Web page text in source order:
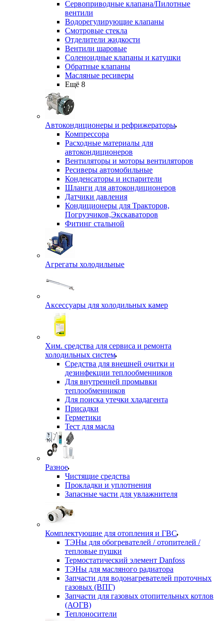
Сервоприводные клапана/Пилотные
вентили
Водорегулирующие клапаны
Смотровые стекла
Отделители жидкости
Вентили шаровые
Соленоидные клапаны и катушки
Обратные клапаны
Масляные ресиверы
Ещё 8
Автокондиционеры и рефрижераторы
Компрессора
Расходные материалы для
автокондиционеров
Вентиляторы и моторы вентиляторов
Ресиверы автомобильные
Конденсаторы и испарители
Шланги для автокондиционеров
Датчики давления
Кондиционеры для Тракторов,
Погрузчиков,Экскаваторов
Фитинг стальной
Агрегаты холодильные
Аксессуары для холодильных камер
Хим. средства для сервиса и ремонта
холодильных систем
Средства для внешней очитки и
дезинфекции теплообменников
Для внутренней промывки
теплообменников
Для поиска утечки хладагента
Присадки
Герметики
Тест для масла
Разное
Чистящие средства
Прокладки и уплотнения
Запасные части для увлажнителя
Комплектующие для отопления и ГВС
ТЭНы для обогревателей / отопителей /
тепловые пушки
Термостатический элемент Danfoss
ТЭНы для масляного радиатора
Запчасти для водонагревателей проточных
газовых (ВПГ)
Запчасти для газовых отопительных котлов
(АОГВ)
Теплоносители